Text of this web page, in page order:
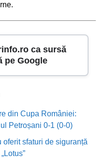
ca sursă
pe Google
din Cupa României:
Petroșani 0-1 (0-0)
sfaturi de siguranță